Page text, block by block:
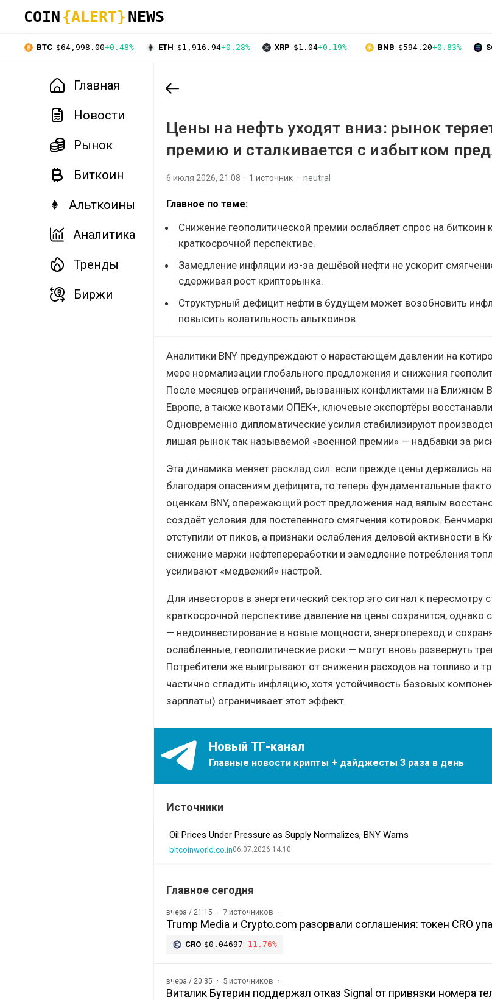
COIN {ALERT} NEWS
BTC $64,998.00+0.48% ETH $1,916.94+0.28% XRP $1.04+0.19% BNB $594.20+0.83%
Главная
Новости
Рынок
Биткоин
Альткоины
Аналитика
Тренды
Биржи
Цены на нефть уходят вниз: рынок
премию и сталкивается с избытком
6 июля 2026, 21:08 1 источник neutral
Главное по теме:
Снижение геополитической премии ослабляет спрос на биткоин
краткосрочной перспективе.
Замедление инфляции из-за дешёвой нефти не ускорит
сдерживая рост крипторынка.
Структурный дефицит нефти в будущем может возобновить
повысить волатильность альткоинов.
Аналитики BNY предупреждают о нарастающем давлении на
мере нормализации глобального предложения и снижения
После месяцев ограничений, вызванных конфликтами на Ближнем
Европе, а также квотами ОПЕК+, ключевые экспортёры
Одновременно дипломатические усилия стабилизируют
лишая рынок так называемой «военной премии» — надбавки за
Эта динамика меняет расклад сил: если прежде цены держались
благодаря опасениям дефицита, то теперь фундаментальные
оценкам BNY, опережающий рост предложения над вялым
создаёт условия для постепенного смягчения котировок.
отступили от пиков, а признаки ослабления деловой активности в
снижение маржи нефтепереработки и замедление потребления
усиливают «медвежий» настрой.
Для инвесторов в энергетический сектор это сигнал к пересмотру
краткосрочной перспективе давление на цены сохранится, однако
— недоинвестирование в новые мощности, энергопереход и
ослабленные, геополитические риски — могут вновь развернуть
Потребители же выигрывают от снижения расходов на топливо и
частично сгладить инфляцию, хотя устойчивость базовых
зарплаты) ограничивает этот эффект.
Новый ТГ-канал
Главные новости крипты + дайджесты 3 раза в день
Источники
Oil Prices Under Pressure as Supply Normalizes, BNY Warns
bitcoinworld.co.in06.07.2026 14:10
Главное сегодня
вчера / 21:15 7 источников
Trump Media и Crypto.com разорвали соглашения: токен CRO
CRO $0.04697 -11.76%
вчера / 20:35 5 источников
Виталик Бутерин поддержал отказ Signal от привязки номера